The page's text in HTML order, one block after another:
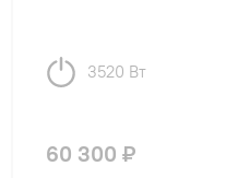
3520 Вт
60 300 ₽